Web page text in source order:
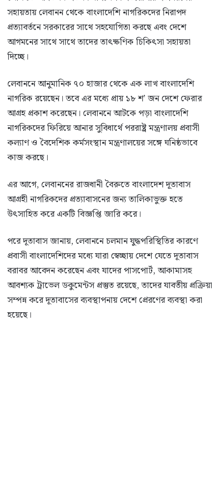
সহায়তায় লেবানন থেকে বাংলাদেশি নাগরিকদের নিরাপদ
প্রত্যাবর্তনে সরকারের সাথে সহযোগিতা করছে এবং দেশে
আগমনের সাথে সাথে তাদের তাৎক্ষণিক চিকিৎসা সহায়তা
দিচ্ছে।
লেবাননে আনুমানিক ৭০ হাজার থেকে এক লাখ বাংলাদেশি
নাগরিক রয়েছেন। তবে এর মধ্যে প্রায় ১৮ শ’ জন দেশে ফেরার
আগ্রহ প্রকাশ করেছেন। লেবাননে আটকে পড়া বাংলাদেশি
নাগরিকদের ফিরিয়ে আনার সুবিধার্থে পররাষ্ট্র মন্ত্রণালয় প্রবাসী
কল্যাণ ও বৈদেশিক কর্মসংস্থান মন্ত্রণালয়ের সঙ্গে ঘনিষ্ঠভাবে
কাজ করছে।
এর আগে, লেবাননের রাজধানী বৈরুতে বাংলাদেশ দূতাবাস
আগ্রহী নাগরিকদের প্রত্যাবাসনের জন্য তালিকাভুক্ত হতে
উৎসাহিত করে একটি বিজ্ঞপ্তি জারি করে।
পরে দূতাবাস জানায়, লেবাননে চলমান যুদ্ধপরিস্থিতির কারণে
প্রবাসী বাংলাদেশিদের মধ্যে যারা স্বেচ্ছায় দেশে যেতে দূতাবাস
বরাবর আবেদন করেছেন এবং যাদের পাসপোর্ট, আকামাসহ
আবশ্যক ট্রাভেল ডকুমেন্টস প্রস্তুত রয়েছে, তাদের যাবতীয় প্রক্রিয়া
সম্পন্ন করে দূতাবাসের ব্যবস্থাপনায় দেশে প্রেরণের ব্যবস্থা করা
হয়েছে।